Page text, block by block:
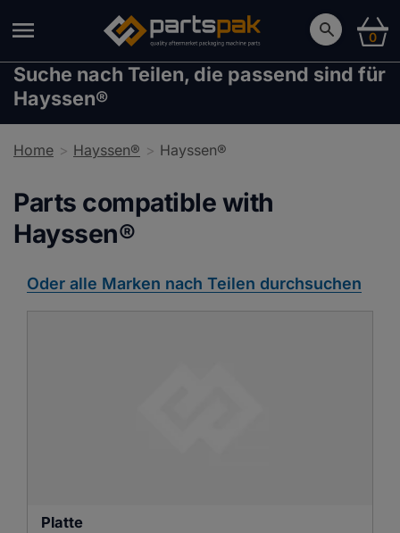
0
Suche nach Teilen, die passend sind für
Hayssen®
Home Hayssen® Hayssen®
Parts compatible with
Hayssen®
Oder alle Marken nach Teilen durchsuchen
Platte